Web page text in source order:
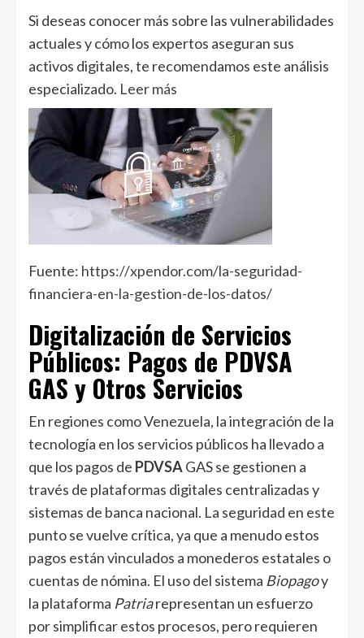
Si deseas conocer más sobre las vulnerabilidades
actuales y cómo los expertos aseguran sus
activos digitales, te recomendamos este análisis
especializado. Leer más
Fuente: https://xpendor.com/la-seguridad-
financiera-en-la-gestion-de-los-datos/
Digitalización de Servicios
Públicos: Pagos de PDVSA
GAS y Otros Servicios
En regiones como Venezuela, la integración de la
tecnología en los servicios públicos ha llevado a
que los pagos de PDVSAGAS se gestionen a
través de plataformas digitales centralizadas y
sistemas de banca nacional. La seguridad en este
punto se vuelve crítica, ya que a menudo estos
pagos están vinculados a monederos estatales o
cuentas de nómina. El uso del sistema Biopagoy
la plataforma Patriarepresentan un esfuerzo
por simplificar estos procesos, pero requieren